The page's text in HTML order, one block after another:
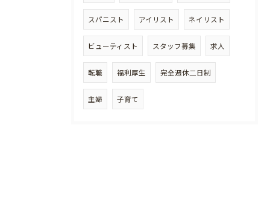
スパニスト アイリスト ネイリスト
ビューティスト スタッフ募集 求人
転職 福利厚生 完全週休二日制
主婦 子育て